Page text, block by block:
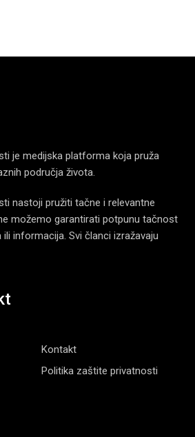
je medijska platforma koja pruža
područja života.
nastoji pružiti tačne i relevantne
možemo garantirati potpunu tačnost
informacija. Svi članci izražavaju
Kontakt
Politika zaštite privatnosti